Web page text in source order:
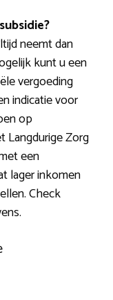
neemt dan
kunt u een
vergoeding
indicatie voor
op
Langdurige Zorg
een
lager inkomen
Check